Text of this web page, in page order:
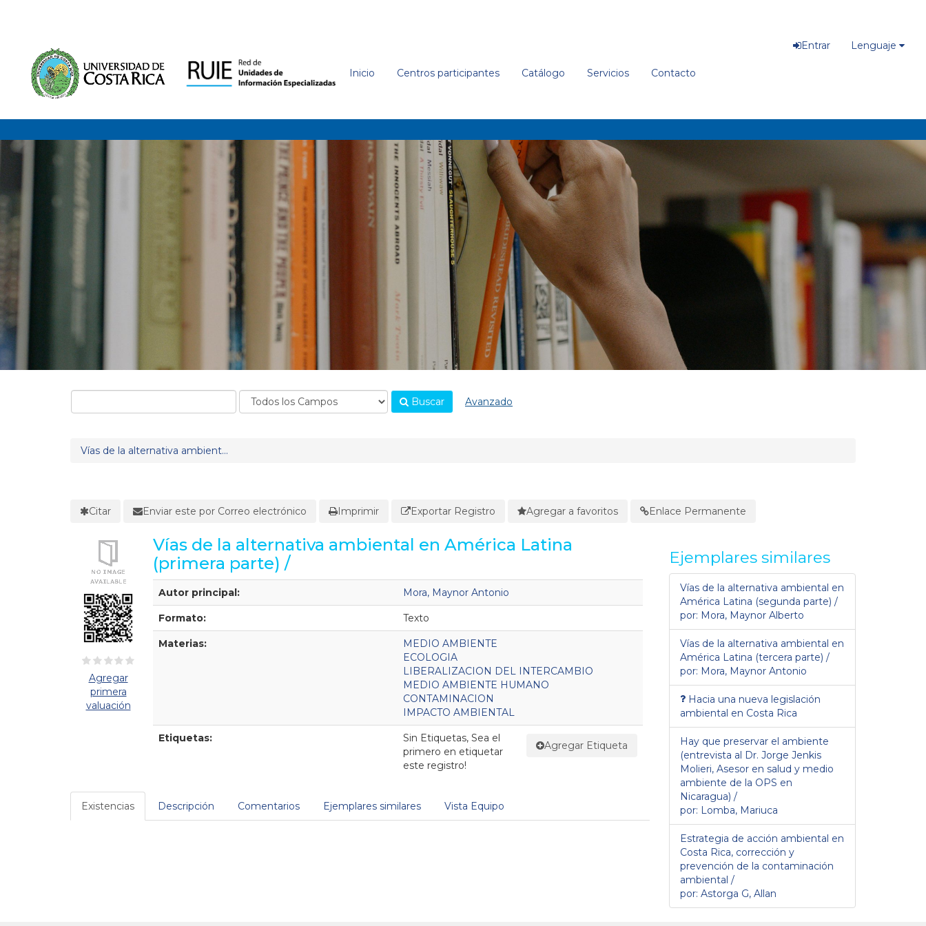
Inicio Centros participantes Catálogo Servicios Contacto
Entrar Lenguaje
Buscar Avanzado
Vías de la alternativa ambient...
Citar Enviar este por Correo electrónico Imprimir Exportar Registro Agregar a favoritos Enlace Permanente
Agregar
primera
valuación
Vías de la alternativa ambiental en América Latina
(primera parte) /
Detalles Bibliográficos
Autor principal: Mora, Maynor Antonio
Formato: Texto
Materias:
MEDIO AMBIENTE
ECOLOGIA
LIBERALIZACION DEL INTERCAMBIO
MEDIO AMBIENTE HUMANO
CONTAMINACION
IMPACTO AMBIENTAL
Etiquetas:
Agregar Etiqueta
Sin Etiquetas, Sea el
primero en etiquetar
este registro!
Existencias Descripción Comentarios Ejemplares similares Vista Equipo
Ejemplares similares
Vías de la alternativa ambiental en
América Latina (segunda parte) /
por: Mora, Maynor Alberto
Vías de la alternativa ambiental en
América Latina (tercera parte) /
por: Mora, Maynor Antonio
Hacia una nueva legislación
ambiental en Costa Rica
Hay que preservar el ambiente
(entrevista al Dr. Jorge Jenkis
Molieri, Asesor en salud y medio
ambiente de la OPS en
Nicaragua) /
por: Lomba, Mariuca
Estrategia de acción ambiental en
Costa Rica, corrección y
prevención de la contaminación
ambiental /
por: Astorga G, Allan